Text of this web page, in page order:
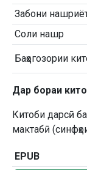
Забони
Соли нашр
Баҳогозории
Дар бораи
Китоби дарсӣ
мактабӣ
EPUB